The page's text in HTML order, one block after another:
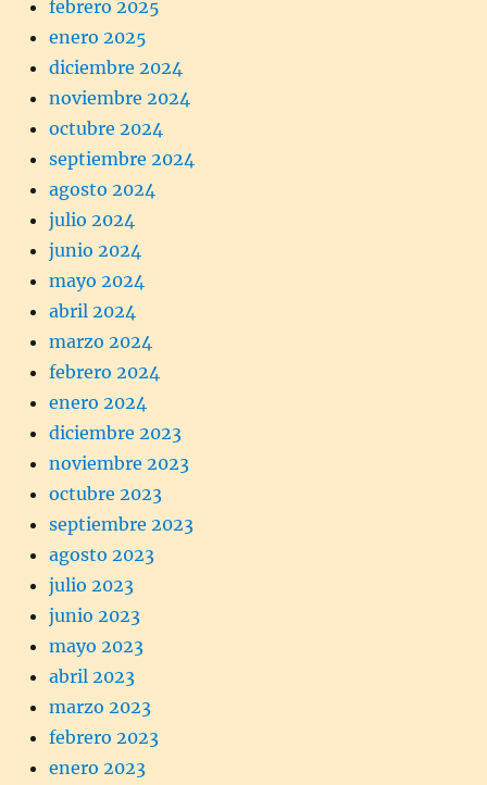
febrero 2025
enero 2025
diciembre 2024
noviembre 2024
octubre 2024
septiembre 2024
agosto 2024
julio 2024
junio 2024
mayo 2024
abril 2024
marzo 2024
febrero 2024
enero 2024
diciembre 2023
noviembre 2023
octubre 2023
septiembre 2023
agosto 2023
julio 2023
junio 2023
mayo 2023
abril 2023
marzo 2023
febrero 2023
enero 2023